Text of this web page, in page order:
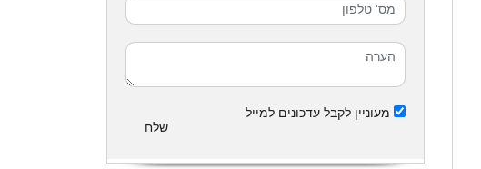
מעוניין לקבל עדכונים למייל
שלח